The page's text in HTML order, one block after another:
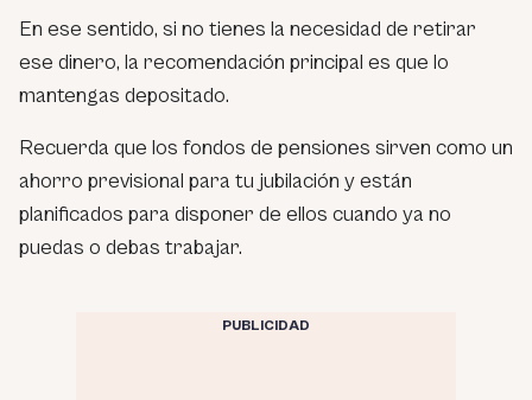
En ese sentido, si no tienes la necesidad de retirar
ese dinero, la recomendación principal es que lo
mantengas depositado.
Recuerda que los fondos de pensiones sirven como un
ahorro previsional para tu jubilación y están
planificados para disponer de ellos cuando ya no
puedas o debas trabajar.
PUBLICIDAD